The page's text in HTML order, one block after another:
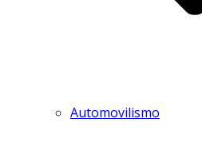
Automovilismo